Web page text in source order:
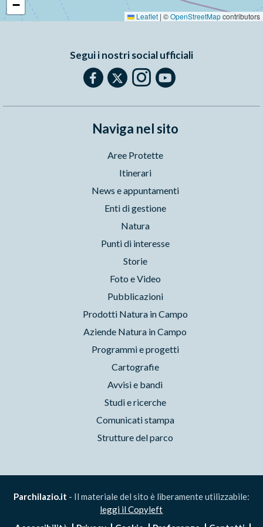
−
Leaflet | ©OpenStreetMapcontributors
Segui i nostri social ufficiali
Naviga nel sito
Aree Protette
Itinerari
News e appuntamenti
Enti di gestione
Natura
Punti di interesse
Storie
Foto e Video
Pubblicazioni
Prodotti Natura in Campo
Aziende Natura in Campo
Programmi e progetti
Cartografie
Avvisi e bandi
Studi e ricerche
Comunicati stampa
Strutture del parco
Parchilazio.it - Il materiale del sito è liberamente utilizzabile:
leggi il Copyleft